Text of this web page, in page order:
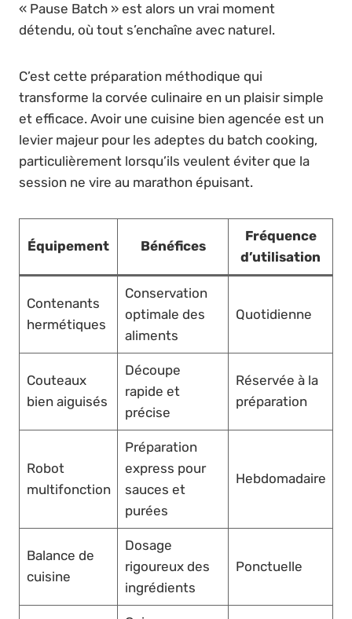
« Pause Batch » est alors un vrai moment
détendu, où tout s’enchaîne avec naturel.
C’est cette préparation méthodique qui
transforme la corvée culinaire en un plaisir simple
et efficace. Avoir une cuisine bien agencée est un
levier majeur pour les adeptes du batch cooking,
particulièrement lorsqu’ils veulent éviter que la
session ne vire au marathon épuisant.
Équipement Bénéfices
Fréquence
d’utilisation
Contenants
hermétiques
Conservation
optimale des
aliments
Quotidienne
Couteaux
bien aiguisés
Découpe
rapide et
précise
Réservée à la
préparation
Robot
multifonction
Préparation
express pour
sauces et
purées
Hebdomadaire
Balance de
cuisine
Dosage
rigoureux des
ingrédients
Ponctuelle